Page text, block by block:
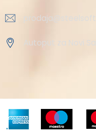
Autoput za Novi